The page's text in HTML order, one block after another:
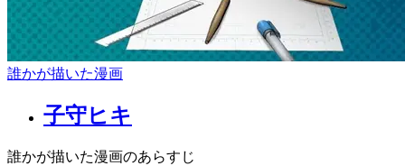
誰かが描いた漫画
子守ヒキ
誰かが描いた漫画のあらすじ